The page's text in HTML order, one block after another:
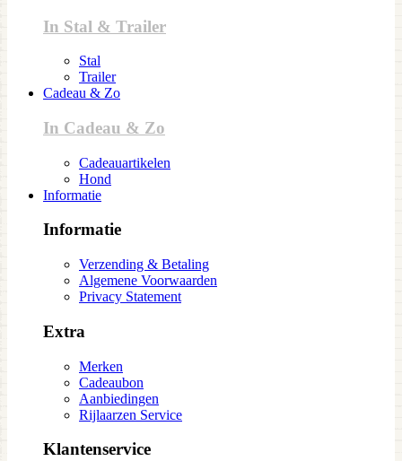
In Stal & Trailer
Stal
Trailer
Cadeau & Zo
In Cadeau & Zo
Cadeauartikelen
Hond
Informatie
Informatie
Verzending & Betaling
Algemene Voorwaarden
Privacy Statement
Extra
Merken
Cadeaubon
Aanbiedingen
Rijlaarzen Service
Klantenservice